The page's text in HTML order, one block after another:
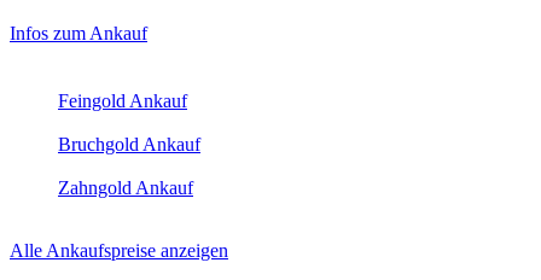
Sidebar
Infos zum Ankauf
Feingold Ankauf
Bruchgold Ankauf
Zahngold Ankauf
Alle Ankaufspreise anzeigen